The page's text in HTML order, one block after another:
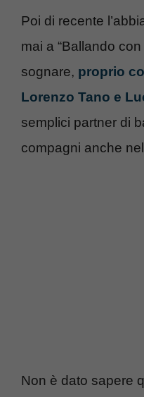
Poi di recente
mai a “Ballando
sognare, proprio
Lorenzo Tano e
semplici partner di
compagni anche
Non è dato sapere